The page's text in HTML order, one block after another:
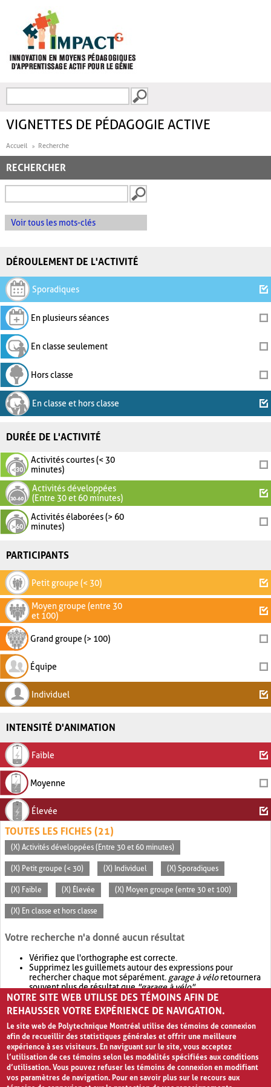
FORMULAIRE DE
VIGNETTES DE PÉDAGOGIE ACTIVE
Accueil Recherche
RECHERCHER
Voir tous les mots-clés
DÉROULEMENT DE L'ACTIVITÉ
Sporadiques
En plusieurs séances
En classe seulement
Hors classe
En classe et hors classe
DURÉE DE L'ACTIVITÉ
Activités courtes (< 30
minutes)
Activités développées
(Entre 30 et 60 minutes)
Activités élaborées (> 60
minutes)
PARTICIPANTS
Petit groupe (< 30)
Moyen groupe (entre 30
et 100)
Grand groupe (> 100)
Équipe
Individuel
INTENSITÉ D'ANIMATION
Faible
Moyenne
Élevée
TOUTES LES FICHES (21)
(X) Activités développées (Entre 30 et 60 minutes)
(X) Petit groupe (< 30) (X) Individuel (X) Sporadiques
(X) Faible (X) Élevée (X) Moyen groupe (entre 30 et 100)
(X) En classe et hors classe
Votre recherche n'a donné aucun résultat
Vérifiez que l'orthographe est correcte.
Supprimez les guillemets autour des expressions pour
rechercher chaque mot séparément. garage à véloretournera
souvent plus de résultat que"garage à vélo".
Envisagez d'élargir votre recherche avec OR.garage OR vélo
retournera souvent plus de résultat quegarage à vélo
NOTRE SITE WEB UTILISE DES TÉMOINS AFIN DE
REHAUSSER VOTRE EXPÉRIENCE DE NAVIGATION.
Le site web de Polytechnique Montréal utilise des témoins de connexion
afin de recueillir des statistiques générales et offrir une meilleure
expérience à ses visiteurs. En naviguant sur le site, vous acceptez
l’utilisation de ces témoins selon les modalités spécifiées aux conditions
d’utilisation. Vous pouvez refuser les témoins de connexion en modifiant
vos paramètres de navigation. Pour en savoir plus sur le recours aux